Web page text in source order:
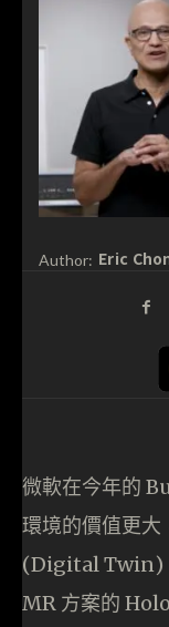
Author: Eric
微軟在今年的
環境的價值更大
(Digital Twin)
MR 方案的